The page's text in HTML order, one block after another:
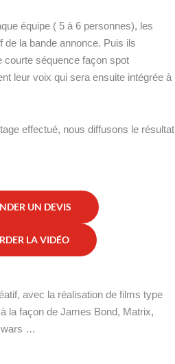
équipe ( 5 à 6 personnes), les
la bande annonce. Puis ils
courte séquence façon spot
leur voix qui sera ensuite intégrée à
effectué, nous diffusons le résultat
UN DEVIS
LA VIDÉO
avec la réalisation de films type
la façon de James Bond, Matrix,
wars …